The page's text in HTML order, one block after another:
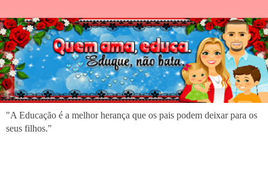
"A Educação é a melhor herança que os pais podem deixar para os
seus filhos."